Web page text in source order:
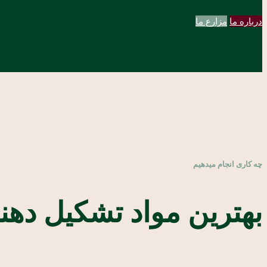
درباره ما مزارع ما
چه کاری انجام میدهیم
بهترین مواد تشکیل